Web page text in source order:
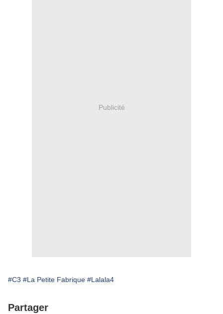
Publicité
#C3 #La Petite Fabrique #Lalala4
Partager